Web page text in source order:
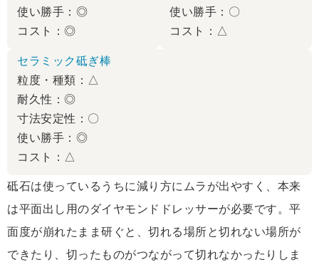
使い勝手：◎
コスト：◎
使い勝手：〇
コスト：△
セラミック砥ぎ棒
粒度・種類：△
耐久性：◎
寸法安定性：〇
使い勝手：◎
コスト：△
砥石は使っているうちに減り方にムラが出やすく、本来
は平面出し用のダイヤモンドドレッサーが必要です。平
面度が崩れたまま研ぐと、切れる場所と切れない場所が
できたり、切ったものがつながって切れなかったりしま